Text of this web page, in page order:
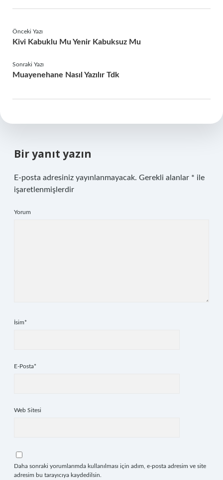
Önceki Yazı
Kivi Kabuklu Mu Yenir Kabuksuz Mu
Sonraki Yazı
Muayenehane Nasıl Yazılır Tdk
Bir yanıt yazın
E-posta adresiniz yayınlanmayacak. Gerekli alanlar * ile
işaretlenmişlerdir
Yorum
İsim*
E-Posta*
Web Sitesi
Daha sonraki yorumlarımda kullanılması için adım, e-posta adresim ve site
adresim bu tarayıcıya kaydedilsin.